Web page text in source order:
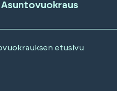
Asuntovuokraus
etusivu